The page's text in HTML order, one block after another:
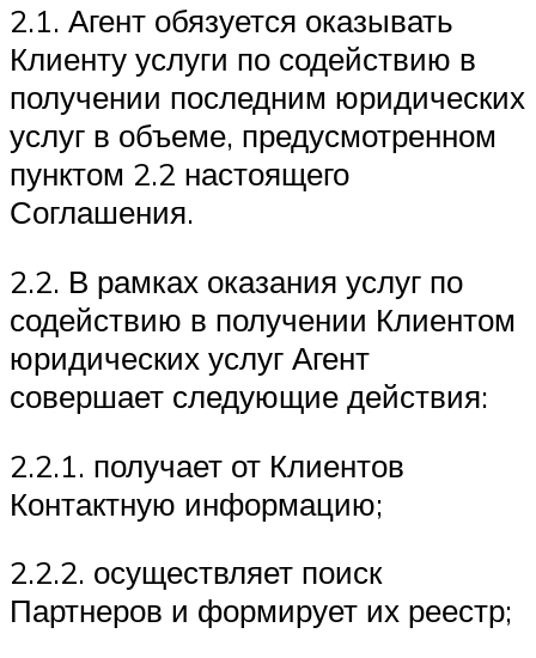
2.1. Агент обязуется оказывать
Клиенту услуги по содействию в
получении последним юридических
услуг в объеме, предусмотренном
пунктом 2.2 настоящего
Соглашения.
2.2. В рамках оказания услуг по
содействию в получении Клиентом
юридических услуг Агент
совершает следующие действия:
2.2.1. получает от Клиентов
Контактную информацию;
2.2.2. осуществляет поиск
Партнеров и формирует их реестр;